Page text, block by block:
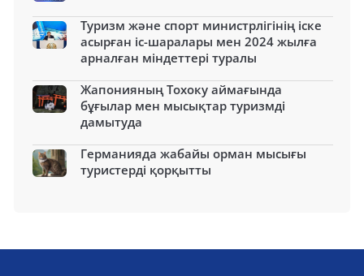
Туризм және спорт министрлігінің іске
асырған іс-шаралары мен 2024 жылға
арналған міндеттері туралы
Жапонияның Тохоку аймағында
бұғылар мен мысықтар туризмді
дамытуда
Германияда жабайы орман мысығы
туристерді қорқытты